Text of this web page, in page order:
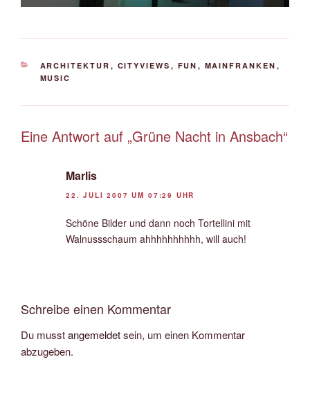
KATEGORIEN
ARCHITEKTUR , CITYVIEWS , FUN , MAINFRANKEN ,
MUSIC
Eine Antwort auf „Grüne Nacht in Ansbach“
Marlis
22. JULI 2007 UM 07:29 UHR
Schöne Bilder und dann noch Tortellini mit
Walnussschaum ahhhhhhhhhh, will auch!
Schreibe einen Kommentar
Du musstangemeldetsein, um einen Kommentar
abzugeben.